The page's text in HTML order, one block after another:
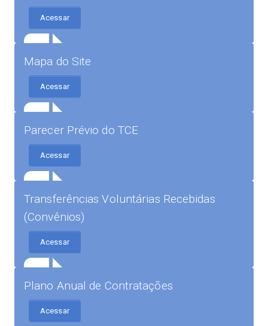
Acessar
Mapa do Site
Acessar
Parecer Prévio do TCE
Acessar
Transferências Voluntárias Recebidas
(Convênios)
Acessar
Plano Anual de Contratações
Acessar